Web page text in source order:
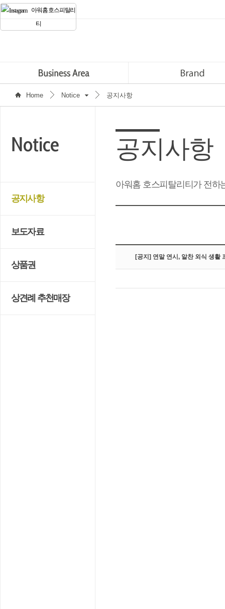
아워홈 호스피탈리
티
Home Notice 공지사항
공지사항
보도자료
상품권
상견례 추천매장
공지사항
아워홈 호스피탈리티가 전하
[공지] 연말 연시, 알찬 외식 생활